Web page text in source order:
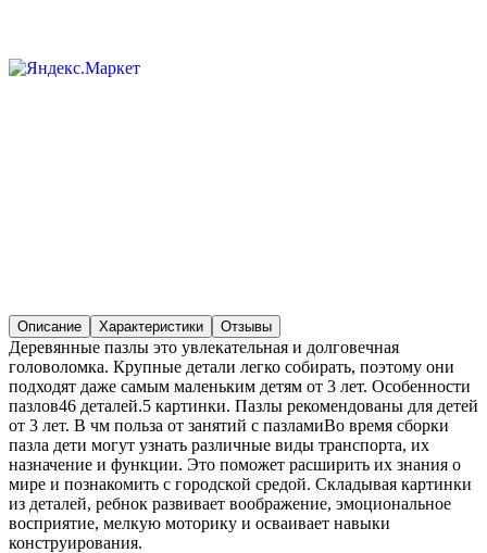
Описание Характеристики Отзывы
Деревянные пазлы это увлекательная и долговечная
головоломка. Крупные детали легко собирать, поэтому они
подходят даже самым маленьким детям от 3 лет. Особенности
пазлов46 деталей.5 картинки. Пазлы рекомендованы для детей
от 3 лет. В чм польза от занятий с пазламиВо время сборки
пазла дети могут узнать различные виды транспорта, их
назначение и функции. Это поможет расширить их знания о
мире и познакомить с городской средой. Складывая картинки
из деталей, ребнок развивает воображение, эмоциональное
восприятие, мелкую моторику и осваивает навыки
конструирования.